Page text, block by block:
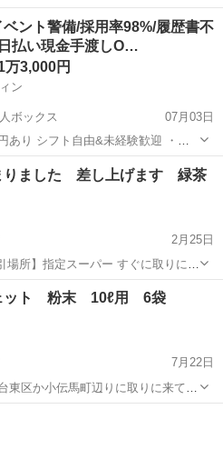
♬
駅 食品 新品
ント警備/採用率98%/履歴書不
払い現金手渡しO…
万3,000円
ン
ボックス
07月03日
あり シフト自由&未経験歓迎
・直
ク通勤OK ・週1～OK ・日払い・
! <仕事内容> 建築・土木工事現場
りました 差し上げます 緑茶
2月25日
、中古品
駅 食品 煎茶
ット 粉末 10ℓ用 6袋
7月22日